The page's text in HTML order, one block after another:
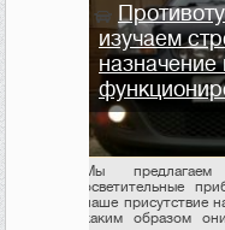
изучаем
назначение
Мы
осветительные
наше присутствие
каким образом